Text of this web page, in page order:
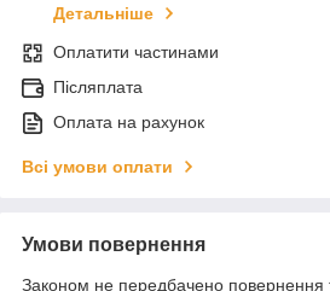
Детальніше
Оплатити частинами
Післяплата
Оплата на рахунок
Всі умови оплати
Умови повернення
Законом не передбачено повернення